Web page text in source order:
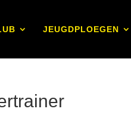
JEUGDPLOEGEN